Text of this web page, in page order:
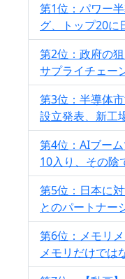
第1位：パワー
グ、トップ20に
第2位：政府の
サプライチェー
第3位：半導体
設立発表、新工
第4位：AIブー
10入り、その陰
第5位：日本に
とのパートナー
第6位：メモリ
メモリだけでは